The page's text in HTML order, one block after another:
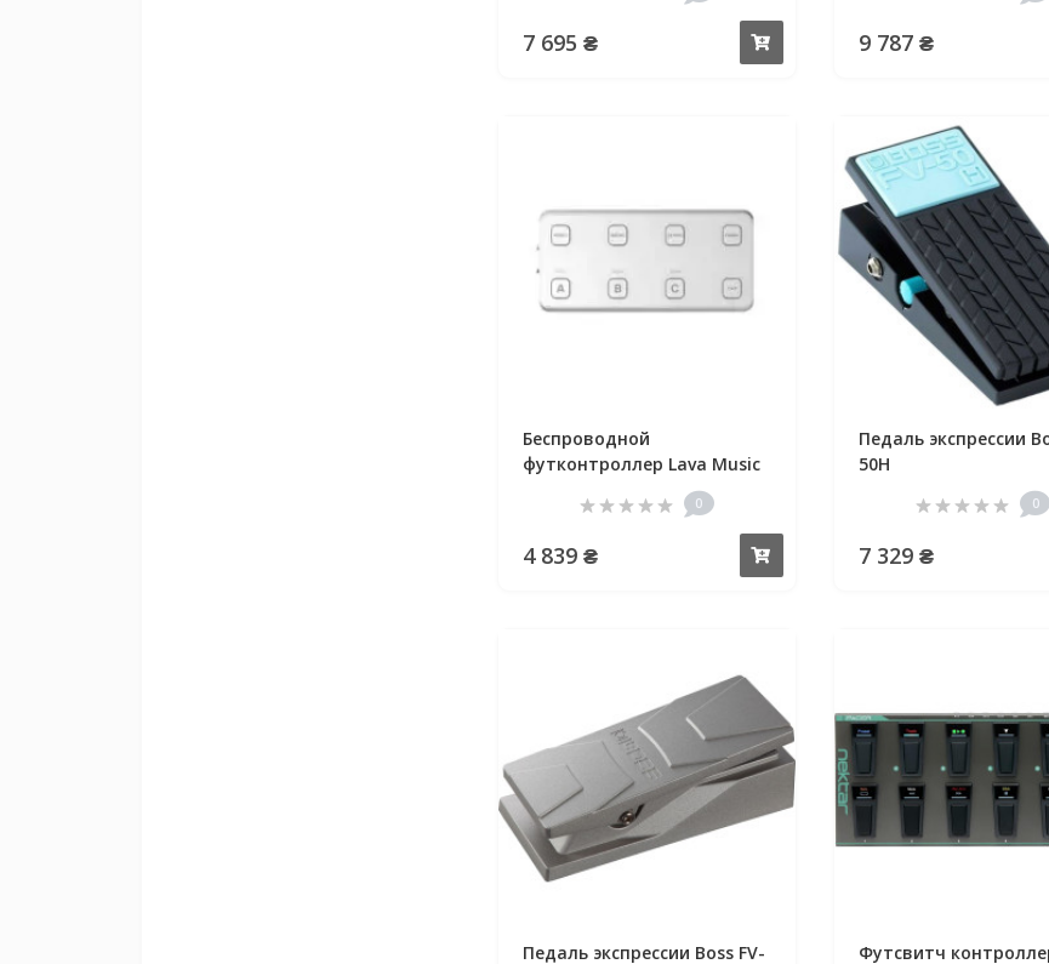
7 695 ₴ 9 787 ₴
Беспроводной
футконтроллер Lava Music
0
4 839 ₴
Педаль экспрессии
50H
0
7 329 ₴
Педаль экспрессии Boss FV-
Футсвитч